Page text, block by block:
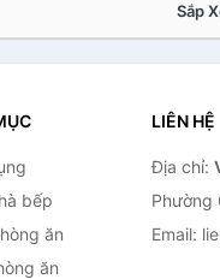
Sắp
bếp
ăn
ăn
LIÊN HỆ
Địa chỉ:
Phường
Email: